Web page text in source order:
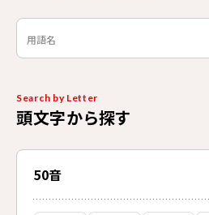
Search by Letter
頭文字から探す
50音